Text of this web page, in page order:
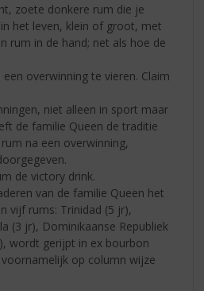
zoete donkere rum die je
het leven, klein of groot, met
rum in de hand; net als hoe de
overwinning te vieren. Claim
niet alleen in sport maar
de familie Queen de traditie
na een overwinning,
de victory drink.
van de familie Queen het
vijf rums: Trinidad (5 jr),
(3 jr), Dominikaanse Republiek
wordt gerijpt in ex bourbon
op column wijze